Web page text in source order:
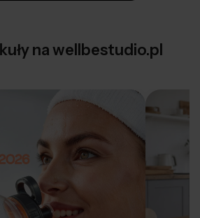
na wellbestudio.pl